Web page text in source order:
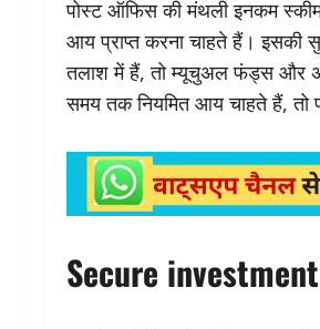
पोस्ट ऑफिस की मंथली इनकम
आय प्राप्त करना चाहते हैं। इसकी
तलाश में हैं, तो म्यूचुअल फंड्स और
समय तक नियमित आय चाहते हैं,
Secure